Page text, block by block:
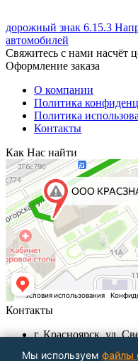
дорожный знак 6.15.3
автомобилей
Свяжитесь с нами насчёт
Оформление заказа
О компании
Политика
Политика
Контакты
Как Нас найти
Контакты
г. Красноярск, ул.
Мы используем файлы